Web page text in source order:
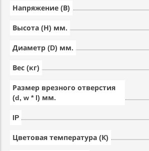
Напряжение (В)
Высота (Н) мм.
Диаметр (D) мм.
Вес (кг)
Размер врезного отверстия
(d, w * l) мм.
IP
Цветовая температура (К)